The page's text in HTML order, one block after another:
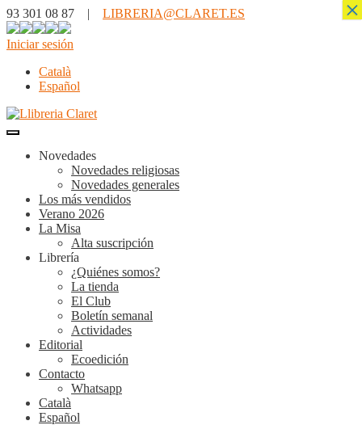
93 301 08 87 | LIBRERIA@CLARET.ES
Iniciar sesión
Català
Español
Novedades
Novedades religiosas
Novedades generales
Los más vendidos
Verano 2026
La Misa
Alta suscripción
Librería
¿Quiénes somos?
La tienda
El Club
Boletín semanal
Actividades
Editorial
Ecoedición
Contacto
Whatsapp
Català
Español
×